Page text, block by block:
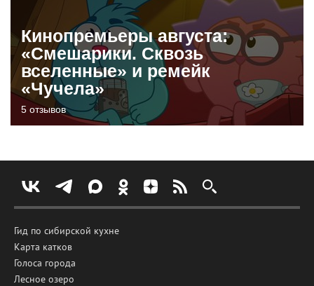
Кинопремьеры августа:
«Смешарики. Сквозь
вселенные» и ремейк
«Чучела»
5 отзывов
Гид по сибирской кухне
Карта катков
Голоса города
Лесное озеро